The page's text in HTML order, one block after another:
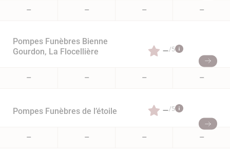
– – – –
Pompes Funèbres Bienne
Gourdon, La Flocellière
–/5
– – – –
Pompes Funèbres de l’étoile –/5
– – – –